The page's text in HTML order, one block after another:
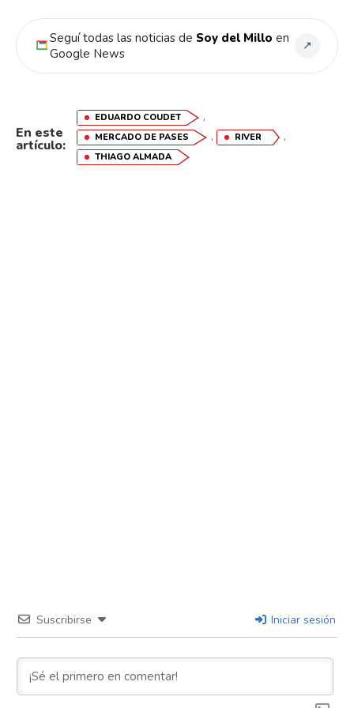
Seguí todas las noticias de Soy del Millo en
Google News
↗
En este
artículo:
EDUARDO COUDET ,
MERCADO DE PASES , RIVER ,
THIAGO ALMADA
Suscribirse Iniciar sesión